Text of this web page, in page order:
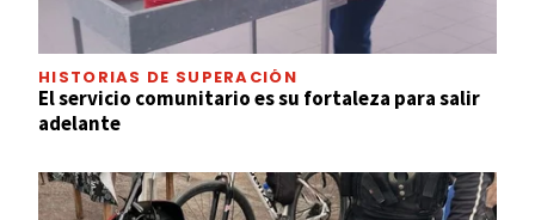
HISTORIAS DE SUPERACIÓN
El servicio comunitario es su fortaleza para salir
adelante